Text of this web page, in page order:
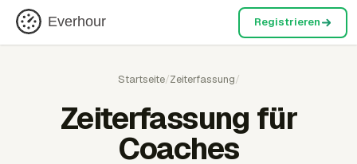
Everhour Registrieren
Startseite/Zeiterfassung/
Zeiterfassung für
Coaches